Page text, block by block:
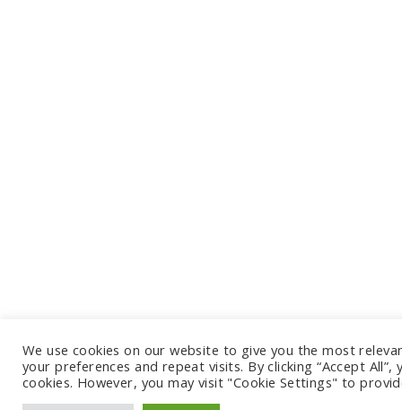
We use cookies on our website to give you the most
your preferences and repeat visits. By clicking “Accept
cookies. However, you may visit "Cookie Settings" to